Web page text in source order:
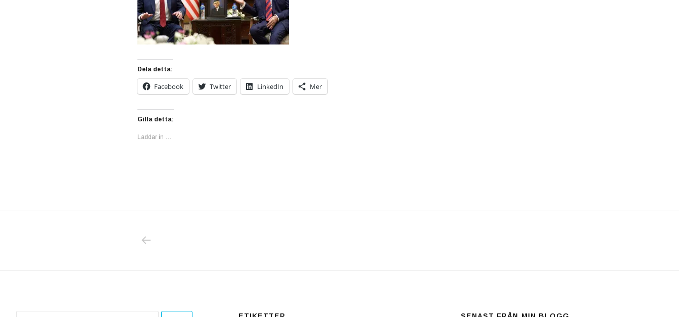
Dela detta:
Facebook Twitter LinkedIn Mer
Gilla detta:
Laddar in …